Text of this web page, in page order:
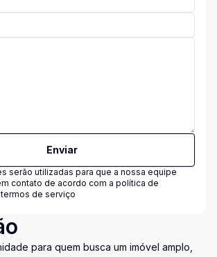
Enviar
serão utilizadas para que a nossa equipe
contato de acordo com a política de
de serviço
para quem busca um imóvel amplo,